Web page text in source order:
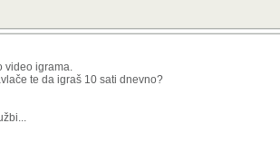
video igrama.
te da igraš 10 sati dnevno?